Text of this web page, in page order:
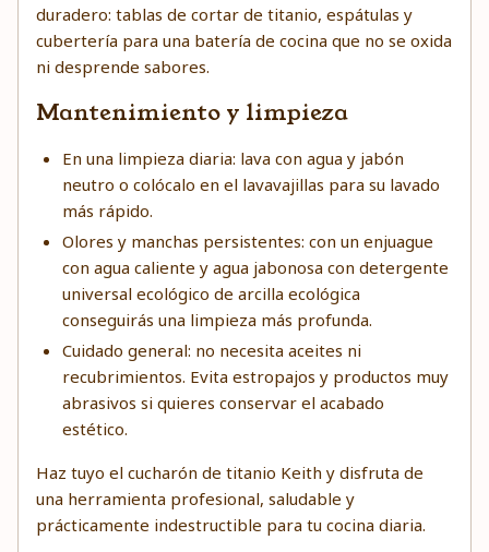
duradero: tablas de cortar de titanio, espátulas y
cubertería para una batería de cocina que no se oxida
ni desprende sabores.
Mantenimiento y limpieza
En una limpieza diaria: lava con agua y jabón
neutro o colócalo en el lavavajillas para su lavado
más rápido.
Olores y manchas persistentes: con un enjuague
con agua caliente y agua jabonosa con detergente
universal ecológico de arcilla ecológica
conseguirás una limpieza más profunda.
Cuidado general: no necesita aceites ni
recubrimientos. Evita estropajos y productos muy
abrasivos si quieres conservar el acabado
estético.
Haz tuyo el cucharón de titanio Keith y disfruta de
una herramienta profesional, saludable y
prácticamente indestructible para tu cocina diaria.